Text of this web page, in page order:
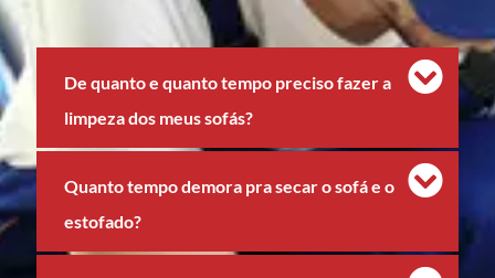
De quanto e quanto tempo preciso fazer a
limpeza dos meus sofás?
Quanto tempo demora pra secar o sofá e o
estofado?